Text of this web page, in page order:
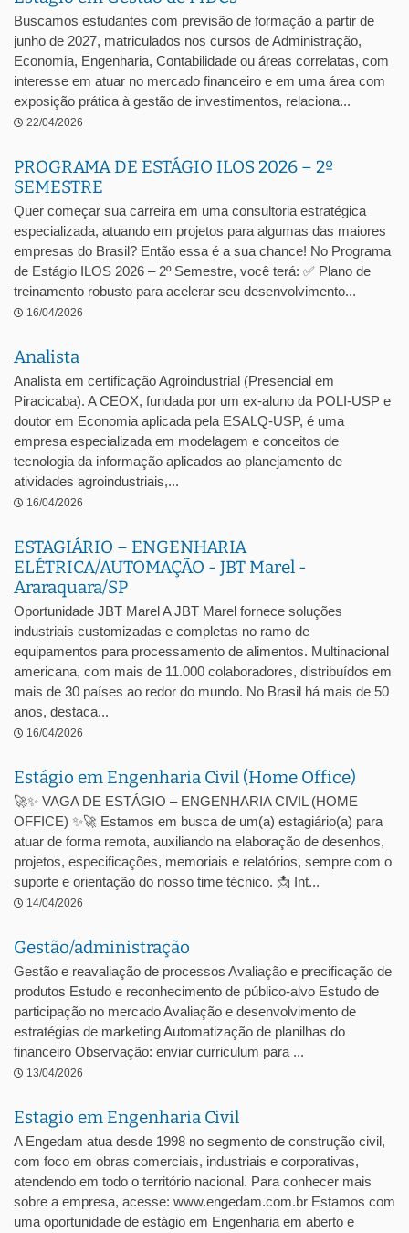
Buscamos estudantes com previsão de formação a partir de
junho de 2027, matriculados nos cursos de Administração,
Economia, Engenharia, Contabilidade ou áreas correlatas, com
interesse em atuar no mercado financeiro e em uma área com
exposição prática à gestão de investimentos, relaciona...
22/04/2026
PROGRAMA DE ESTÁGIO ILOS 2026 – 2º
SEMESTRE
Quer começar sua carreira em uma consultoria estratégica
especializada, atuando em projetos para algumas das maiores
empresas do Brasil? Então essa é a sua chance! No Programa
de Estágio ILOS 2026 – 2º Semestre, você terá: ✅ Plano de
treinamento robusto para acelerar seu desenvolvimento...
16/04/2026
Analista
Analista em certificação Agroindustrial (Presencial em
Piracicaba). A CEOX, fundada por um ex-aluno da POLI-USP e
doutor em Economia aplicada pela ESALQ-USP, é uma
empresa especializada em modelagem e conceitos de
tecnologia da informação aplicados ao planejamento de
atividades agroindustriais,...
16/04/2026
ESTAGIÁRIO – ENGENHARIA
ELÉTRICA/AUTOMAÇÃO - JBT Marel -
Araraquara/SP
Oportunidade JBT Marel A JBT Marel fornece soluções
industriais customizadas e completas no ramo de
equipamentos para processamento de alimentos. Multinacional
americana, com mais de 11.000 colaboradores, distribuídos em
mais de 30 países ao redor do mundo. No Brasil há mais de 50
anos, destaca...
16/04/2026
Estágio em Engenharia Civil (Home Office)
🚀✨ VAGA DE ESTÁGIO – ENGENHARIA CIVIL (HOME
OFFICE) ✨🚀 Estamos em busca de um(a) estagiário(a) para
atuar de forma remota, auxiliando na elaboração de desenhos,
projetos, especificações, memoriais e relatórios, sempre com o
suporte e orientação do nosso time técnico. 📩 Int...
14/04/2026
Gestão/administração
Gestão e reavaliação de processos Avaliação e precificação de
produtos Estudo e reconhecimento de público-alvo Estudo de
participação no mercado Avaliação e desenvolvimento de
estratégias de marketing Automatização de planilhas do
financeiro Observação: enviar curriculum para ...
13/04/2026
Estagio em Engenharia Civil
A Engedam atua desde 1998 no segmento de construção civil,
com foco em obras comerciais, industriais e corporativas,
atendendo em todo o território nacional. Para conhecer mais
sobre a empresa, acesse: www.engedam.com.br Estamos com
uma oportunidade de estágio em Engenharia em aberto e